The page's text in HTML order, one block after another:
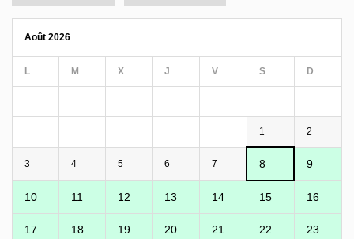
Août 2026
L M X J V S D
1 2
3 4 5 6 7 8 9
10 11 12 13 14 15 16
17 18 19 20 21 22 23